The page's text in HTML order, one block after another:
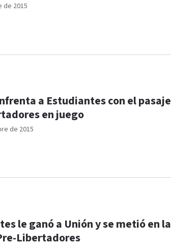
de 2015
de 2015
a Estudiantes con el pasaje
en juego
le ganó a Unión y se metió en la
Libertadores